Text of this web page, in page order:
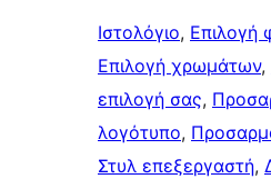
Ιστολόγιο, Επιλογή
Επιλογή χρωμάτων,
επιλογή σας,
λογότυπο,
Στυλ επεξεργαστή,